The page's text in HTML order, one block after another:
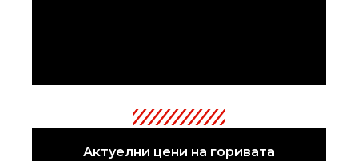
Актуелни цени на горивата